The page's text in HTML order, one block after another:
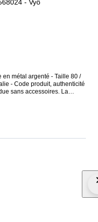
- Vyö
métal argenté - Taille 80 /
sans accessoires. La
: 5,3 cm x 6,5 cm. La
en compte les photos. La